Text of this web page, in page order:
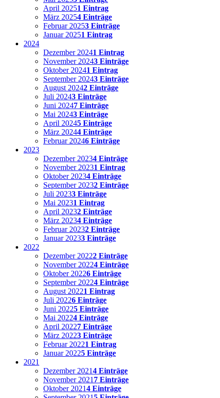
April 20251 Eintrag
März 20254 Einträge
Februar 20253 Einträge
Januar 20251 Eintrag
2024
Dezember 20241 Eintrag
November 20243 Einträge
Oktober 20241 Eintrag
September 20243 Einträge
August 20242 Einträge
Juli 20243 Einträge
Juni 20247 Einträge
Mai 20243 Einträge
April 20245 Einträge
März 20244 Einträge
Februar 20246 Einträge
2023
Dezember 20234 Einträge
November 20231 Eintrag
Oktober 20234 Einträge
September 20232 Einträge
Juli 20233 Einträge
Mai 20231 Eintrag
April 20232 Einträge
März 20234 Einträge
Februar 20232 Einträge
Januar 20233 Einträge
2022
Dezember 20222 Einträge
November 20224 Einträge
Oktober 20226 Einträge
September 20224 Einträge
August 20221 Eintrag
Juli 20226 Einträge
Juni 20225 Einträge
Mai 20224 Einträge
April 20227 Einträge
März 20223 Einträge
Februar 20221 Eintrag
Januar 20225 Einträge
2021
Dezember 20214 Einträge
November 2021 7 Einträge
Oktober 20214 Einträge